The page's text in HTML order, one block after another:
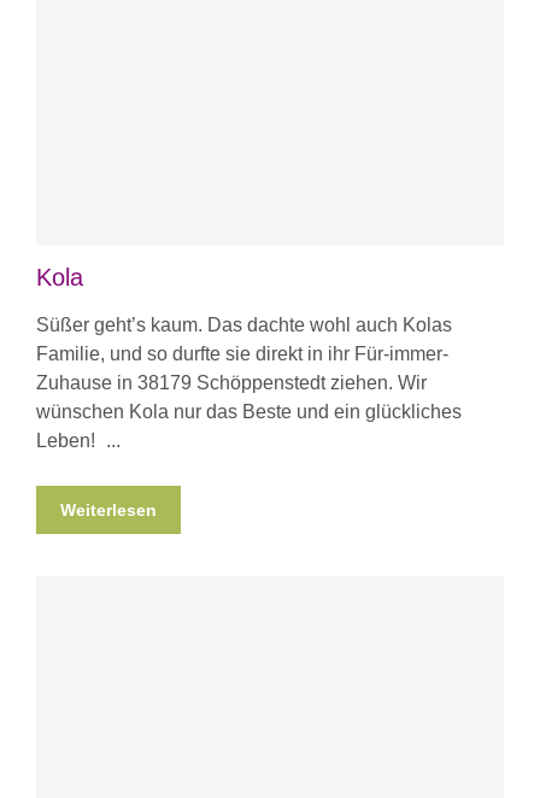
Kola
Süßer geht’s kaum. Das dachte wohl auch Kolas
Familie, und so durfte sie direkt in ihr Für-immer-
Zuhause in 38179 Schöppenstedt ziehen. Wir
wünschen Kola nur das Beste und ein glückliches
Leben!
Weiterlesen